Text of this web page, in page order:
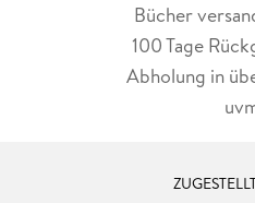
Bücher
100 Tage
Abholung in